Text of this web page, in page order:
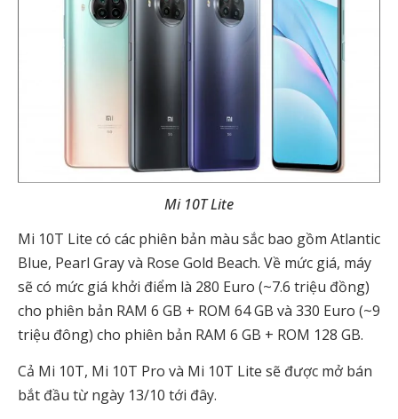
Mi 10T Lite
Mi 10T Lite có các phiên bản màu sắc bao gồm Atlantic
Blue, Pearl Gray và Rose Gold Beach. Về mức giá, máy
sẽ có mức giá khởi điểm là 280 Euro (~7.6 triệu đồng)
cho phiên bản RAM 6 GB + ROM 64 GB và 330 Euro (~9
triệu đông) cho phiên bản RAM 6 GB + ROM 128 GB.
Cả Mi 10T, Mi 10T Pro và Mi 10T Lite sẽ được mở bán
bắt đầu từ ngày 13/10 tới đây.